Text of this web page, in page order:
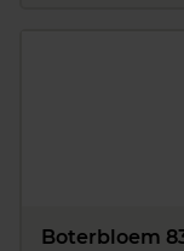
Boterbloem